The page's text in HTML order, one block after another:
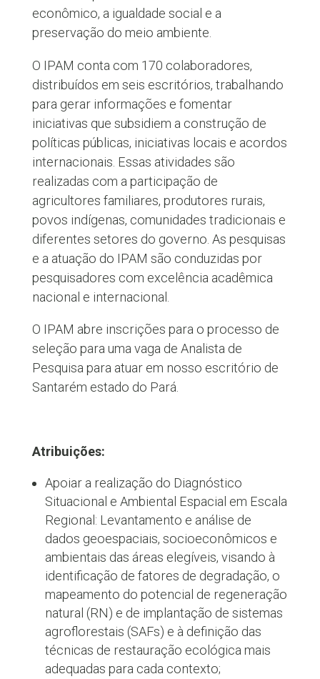
econômico, a igualdade social e a
preservação do meio ambiente.
O IPAM conta com 170 colaboradores,
distribuídos em seis escritórios, trabalhando
para gerar informações e fomentar
iniciativas que subsidiem a construção de
políticas públicas, iniciativas locais e acordos
internacionais. Essas atividades são
realizadas com a participação de
agricultores familiares, produtores rurais,
povos indígenas, comunidades tradicionais e
diferentes setores do governo. As pesquisas
e a atuação do IPAM são conduzidas por
pesquisadores com excelência acadêmica
nacional e internacional.
O IPAM abre inscrições para o processo de
seleção para uma vaga de Analista de
Pesquisa para atuar em nosso escritório de
Santarém estado do Pará.
Atribuições:
Apoiar a realização do Diagnóstico
Situacional e Ambiental Espacial em Escala
Regional: Levantamento e análise de
dados geoespaciais, socioeconômicos e
ambientais das áreas elegíveis, visando à
identificação de fatores de degradação, o
mapeamento do potencial de regeneração
natural (RN) e de implantação de sistemas
agroflorestais (SAFs) e à definição das
técnicas de restauração ecológica mais
adequadas para cada contexto;